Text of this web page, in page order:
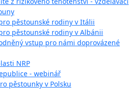
pěstounské rodiny v Itálii
pěstounské rodiny v Albánii
vstup pro námi doprovázené
NRP
- webinář
pěstounky v Polsku